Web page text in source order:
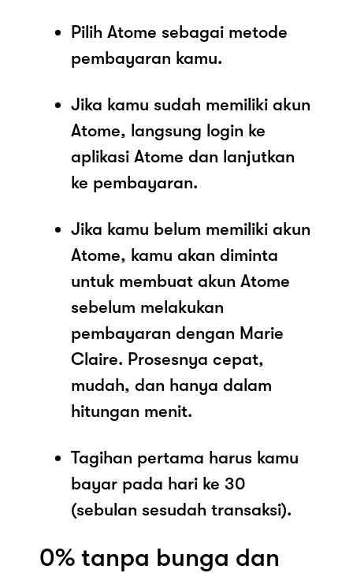
Pilih Atome sebagai metode
pembayaran kamu.
Jika kamu sudah memiliki akun
Atome, langsung login ke
aplikasi Atome dan lanjutkan
ke pembayaran.
Jika kamu belum memiliki akun
Atome, kamu akan diminta
untuk membuat akun Atome
sebelum melakukan
pembayaran dengan Marie
Claire. Prosesnya cepat,
mudah, dan hanya dalam
hitungan menit.
Tagihan pertama harus kamu
bayar pada hari ke 30
(sebulan sesudah transaksi).
0% tanpa bunga dan